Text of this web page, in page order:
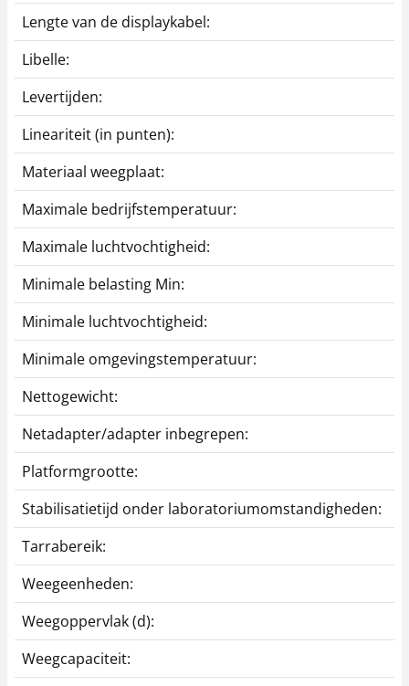
Lengte van de displaykabel:
Libelle:
Levertijden:
Lineariteit (in punten):
Materiaal weegplaat:
Maximale bedrijfstemperatuur:
Maximale luchtvochtigheid:
Minimale belasting Min:
Minimale luchtvochtigheid:
Minimale omgevingstemperatuur:
Nettogewicht:
Netadapter/adapter inbegrepen:
Platformgrootte:
Stabilisatietijd onder laboratoriumomstandigheden:
Tarrabereik:
Weegeenheden:
Weegoppervlak (d):
Weegcapaciteit: